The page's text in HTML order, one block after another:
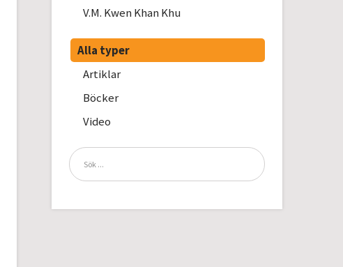
V.M. Kwen Khan Khu
Alla typer
Artiklar
Böcker
Video